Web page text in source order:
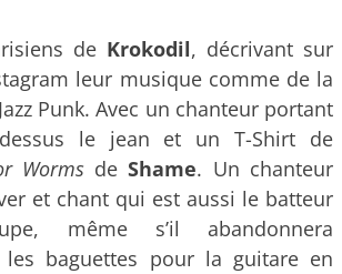
de Krokodil, décrivant sur
leur musique comme de la
Punk. Avec un chanteur portant
le jean et un T-Shirt de
WormsdeShame. Un chanteur
et chant qui est aussi le batteur
même s’il abandonnera
les baguettes pour la guitare en